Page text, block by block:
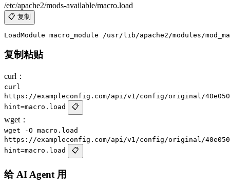
/etc/apache2/mods-available/macro.load
📋 复制
复制粘贴
curl：
curl
https://exampleconfig.com/api/v1/config/original/
hint=macro.load
📋
wget：
wget -O macro.load
https://exampleconfig.com/api/v1/config/original/
hint=macro.load
📋
给 AI Agent 用